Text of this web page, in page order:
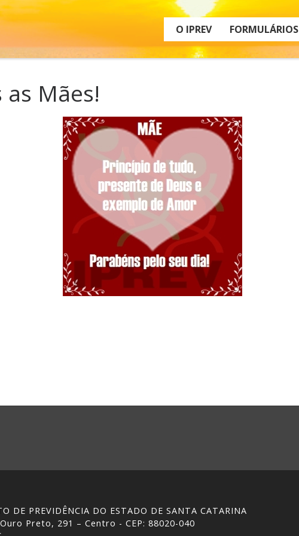
O IPREV FORMULÁRIOS
Mães!
DE PREVIDÊNCIA DO ESTADO DE SANTA CATARINA
Preto, 291 – Centro - CEP: 88020-040